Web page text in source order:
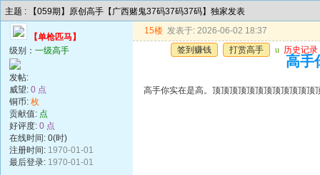
主题 : 【059期】原创高手【广西赌鬼37码37码37码】独家发表
【单枪匹马】
级别： 一级高手
发帖:
威望: 0 点
铜币: 枚
贡献值: 点
好评度: 0 点
在线时间: 0(时)
注册时间: 1970-01-01
最后登录: 1970-01-01
15楼 发表于: 2026-06-02 18:37
签到赚钱
打赏高手 u 历史记录
高手
高手你实在是高。顶顶顶顶顶顶顶顶顶顶顶顶